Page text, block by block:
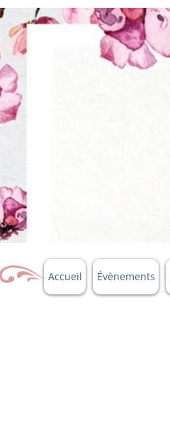
Accueil Évènements